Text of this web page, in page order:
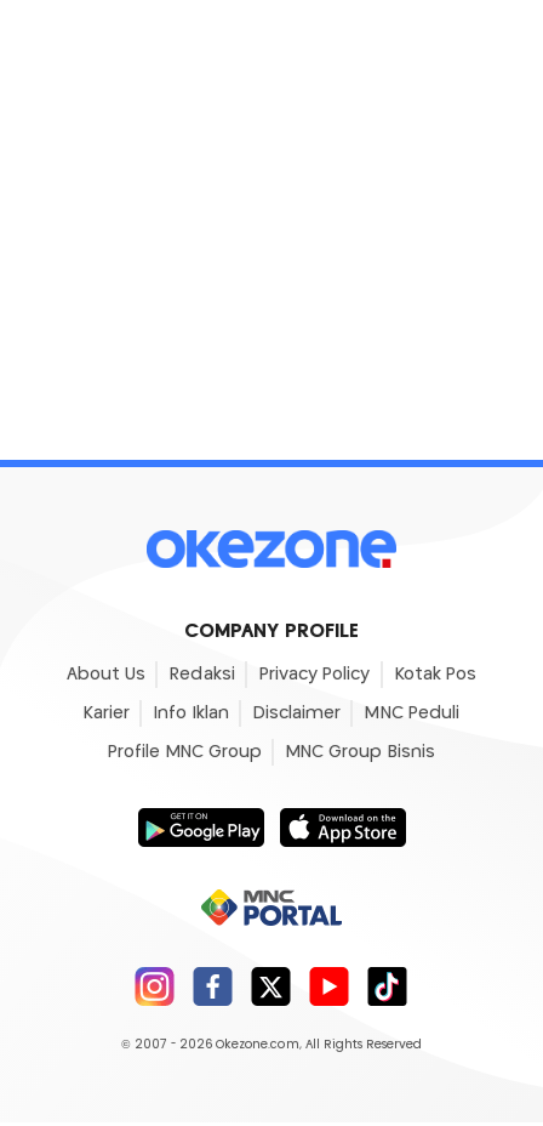
COMPANY PROFILE
About Us Redaksi Privacy Policy Kotak Pos
Karier Info Iklan Disclaimer MNC Peduli
Profile MNC Group MNC Group Bisnis
© 2007 - 2026 Okezone.com, All Rights Reserved